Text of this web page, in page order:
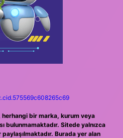
bir marka, kurum veya
bulunmamaktadır. Sitede yalnızca
paylaşılmaktadır. Burada yer alan